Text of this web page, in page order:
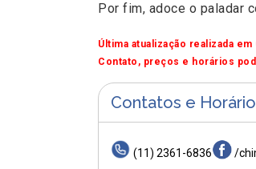
Por fim, adoce o paladar
Última atualização realizada
Contato, preços e horários
Contatos e
(11) 2361-6836 /